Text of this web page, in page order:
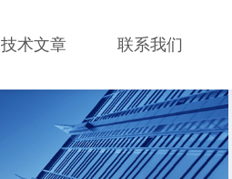
技术文章 联系我们